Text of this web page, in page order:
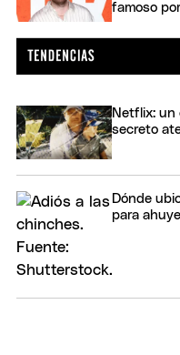
famoso
Netflix: un
secreto
Dónde
para